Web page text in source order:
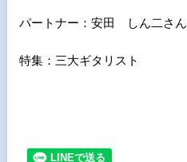
パートナー：安田 しん二さん
特集：三大ギタリスト